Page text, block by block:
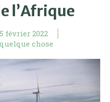
l’Afrique
février 2022
chose